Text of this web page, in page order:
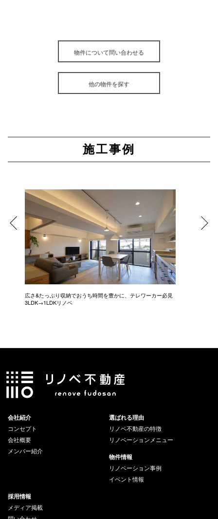
物件について問い合わせる
他の物件を探す
施工事例
広さ&たっぷり収納でおうち時間を豊かに、テレワーカー必見
3LDK→1LDKリノベ
会社紹介
コンセプト
会社概要
メンバー紹介
選ばれる理由
リノベ不動産の特徴
リノベーションメニュー
物件情報
リノベーション事例
イベント情報
採用情報
メディア掲載